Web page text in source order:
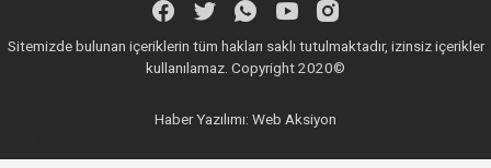
Sitemizde bulunan içeriklerin tüm hakları saklı tutulmaktadır, izinsiz içerikler
kullanılamaz. Copyright 2020©
Haber Yazılımı: Web Aksiyon